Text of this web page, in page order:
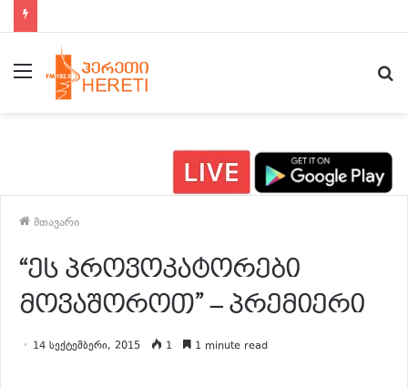
მენიუ
მთავარი
“ეს პროვოკატორები
მოვაშოროთ” – პრემიერი
14 სექტემბერი, 2015 1 1 minute read